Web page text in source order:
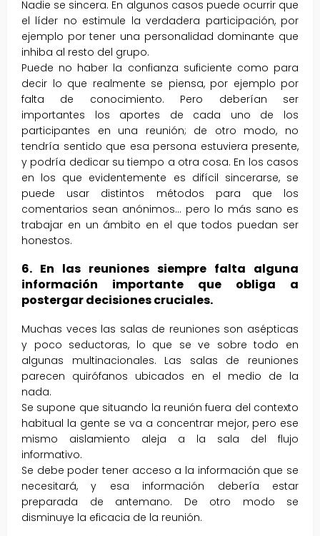
Nadie se sincera. En algunos casos puede ocurrir que
el líder no estimule la verdadera participación, por
ejemplo por tener una personalidad dominante que
inhiba al resto del grupo.
Puede no haber la confianza suficiente como para
decir lo que realmente se piensa, por ejemplo por
falta de conocimiento. Pero deberían ser
importantes los aportes de cada uno de los
participantes en una reunión; de otro modo, no
tendría sentido que esa persona estuviera presente,
y podría dedicar su tiempo a otra cosa. En los casos
en los que evidentemente es difícil sincerarse, se
puede usar distintos métodos para que los
comentarios sean anónimos… pero lo más sano es
trabajar en un ámbito en el que todos puedan ser
honestos.
6. En las reuniones siempre falta alguna
información importante que obliga a
postergar decisiones cruciales.
Muchas veces las salas de reuniones son asépticas
y poco seductoras, lo que se ve sobre todo en
algunas multinacionales. Las salas de reuniones
parecen quirófanos ubicados en el medio de la
nada.
Se supone que situando la reunión fuera del contexto
habitual la gente se va a concentrar mejor, pero ese
mismo aislamiento aleja a la sala del flujo
informativo.
Se debe poder tener acceso a la información que se
necesitará, y esa información debería estar
preparada de antemano. De otro modo se
disminuye la eficacia de la reunión.